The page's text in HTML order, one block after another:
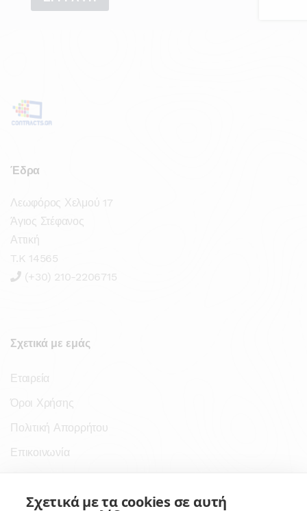
Έδρα
Λεωφόρος Χελμού 17
Άγιος Στέφανος
Αττική
T.K 14565
(+30) 210-2206715
Σχετικά με εμάς
Εταιρεία
Όροι Χρήσης
Πολιτική Απορρήτου
Επικοινωνία
Σύνδεσμοι
Σχετικά με τα cookies σε αυτή